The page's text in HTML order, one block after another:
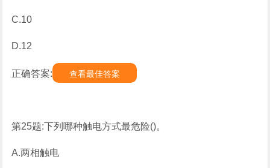
C.10
D.12
正确答案: 查看最佳答案
第25题:下列哪种触电方式最危险()。
A.两相触电